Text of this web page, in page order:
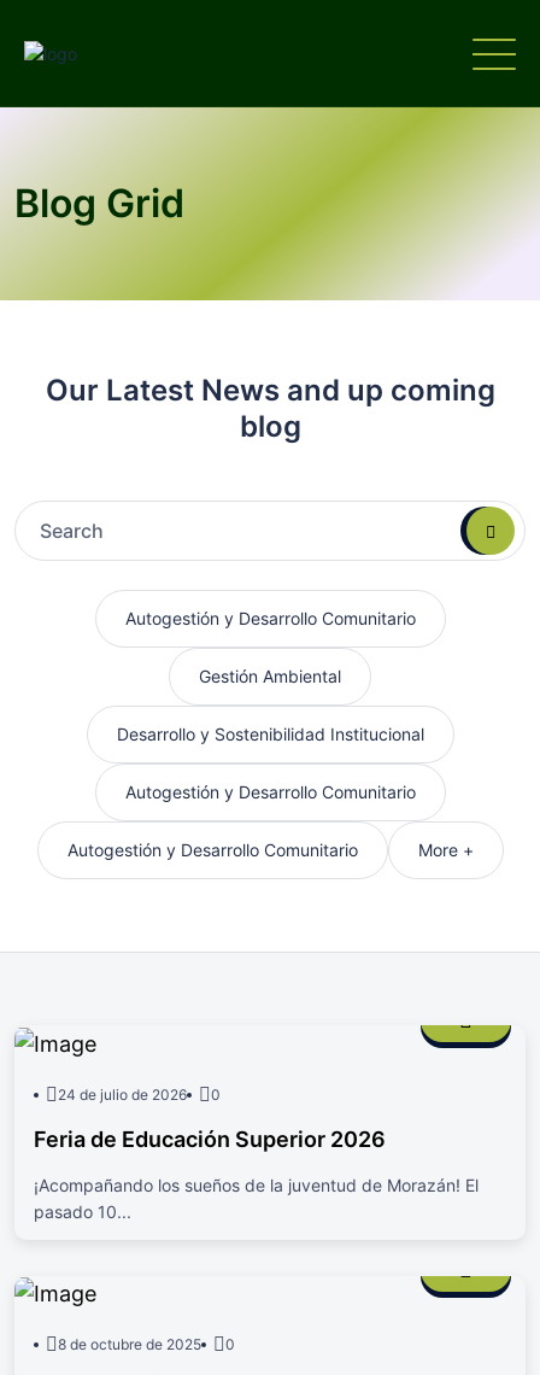
Blog Grid
Our Latest News and up coming
blog
Autogestión y Desarrollo Comunitario
Gestión Ambiental
Desarrollo y Sostenibilidad Institucional
Autogestión y Desarrollo Comunitario
Autogestión y Desarrollo Comunitario More +
24 de julio de 2026 0
Feria de Educación Superior 2026
¡Acompañando los sueños de la juventud de Morazán! El
pasado 10...
8 de octubre de 2025 0